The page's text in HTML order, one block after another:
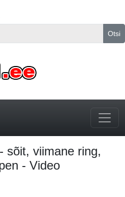
Otsi
sõit, viimane ring,
- Video